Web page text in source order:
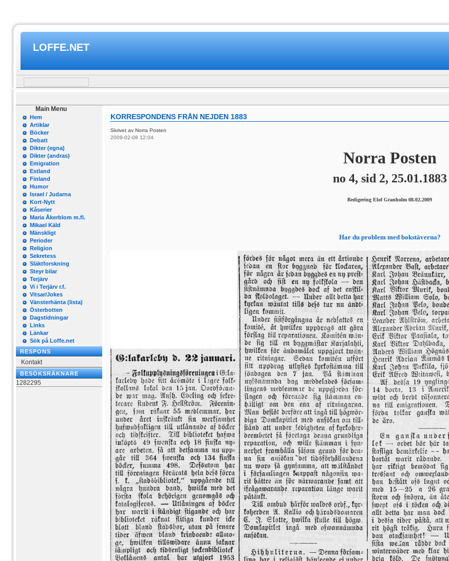
LOFFE.NET
Main Menu
Hem
Artiklar
Böcker
Debatt
Dikter (egna)
Dikter (andras)
Emigration
Estland
Finland
Humor
Israel / Judarna
Kort-Nytt
Kåserier
Maria Åkerblom m.fl.
Mikael Käld
Mänskligt
Perioder
Religion
Sekretess
Släktforskning
Steyr bilar
Terjärv
Vi i Terjärv r.f.
Vitsar/Jokes
Vänsterhänta (lista)
Österbotten
Dagstidningar
Links
Länkar
Sök på Loffe.net
RESPONS
Kontakt
BESÖKSRÄKNARE
1282295
KORRESPONDENS FRÅN NEJDEN 1883
Skrivet av Norra Posten
2009-02-08 12:04
Norra Posten
no 4, sid 2, 25.01.1883
Redigering Elof Granholm 08.02.2009
Har du problem med bokstäverna?